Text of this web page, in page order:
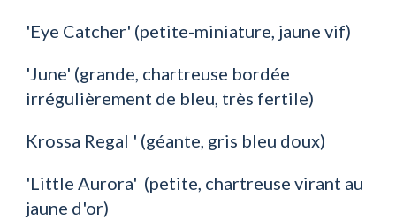
'Eye Catcher' (petite-miniature, jaune vif)
'June' (grande, chartreuse bordée
irrégulièrement de bleu, très fertile)
Krossa Regal ' (géante, gris bleu doux)
'Little Aurora'  (petite, chartreuse virant au
jaune d'or)